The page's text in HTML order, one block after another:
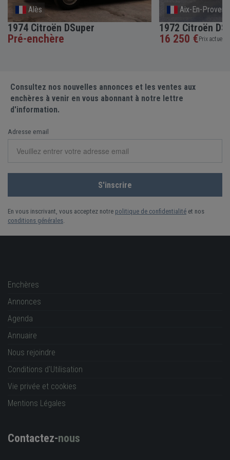
Alès
1974 Citroën DSuper
Pré-enchère
Aix-En-
1972 Citroën
16 250 €Prix actuel •
Consultez nos nouvelles annonces et les ventes aux
enchères à venir en vous abonnant à notre lettre
d'information.
Adresse email
En vous inscrivant, vous acceptez notre politique de confidentialité et nos
conditions générales
Enchères
Annonces
Agenda
Annuaire
Nous rejoindre
Conditions d'Utilisation
Vie privée et cookies
Mentions Légales
Contactez-nous